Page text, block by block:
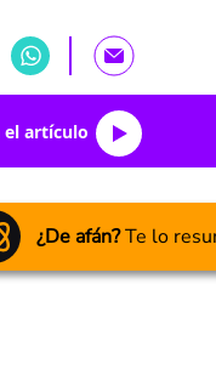
el artículo
¿De afán?Te lo